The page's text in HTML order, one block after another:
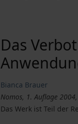
Das
Bianca Brauer
Nomos, 1. Auflage
Das Werk ist Teil der